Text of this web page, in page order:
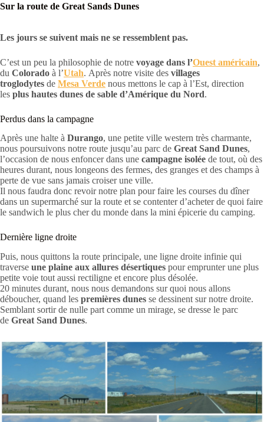
Sur la route de Great Sands Dunes
Les jours se suivent mais ne se ressemblent pas.
C’est un peu la philosophie de notre voyage dans l’Ouest américain,
du Colorado à l’Utah. Après notre visite des villages
troglodytes de Mesa Verde nous mettons le cap à l’Est, direction
les plus hautes dunes de sable d’Amérique du Nord.
Perdus dans la campagne
Après une halte à Durango, une petite ville western très charmante,
nous poursuivons notre route jusqu’au parc de Great Sand Dunes,
l’occasion de nous enfoncer dans une campagne isolée de tout, où des
heures durant, nous longeons des fermes, des granges et des champs à
perte de vue sans jamais croiser une ville.
Il nous faudra donc revoir notre plan pour faire les courses du dîner
dans un supermarché sur la route et se contenter d’acheter de quoi faire
le sandwich le plus cher du monde dans la mini épicerie du camping.
Dernière ligne droite
Puis, nous quittons la route principale, une ligne droite infinie qui
traverse une plaine aux allures désertiques pour emprunter une plus
petite voie tout aussi rectiligne et encore plus désolée.
20 minutes durant, nous nous demandons sur quoi nous allons
déboucher, quand les premières dunes se dessinent sur notre droite.
Semblant sortir de nulle part comme un mirage, se dresse le parc
de Great Sand Dunes.